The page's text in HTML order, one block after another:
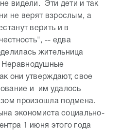
видели. Эти дети и так
не верят взрослым, а
верить и в
-- едва
жительница
они утверждают, свое
и им удалось
произошла подмена.
экономиста социально-
1 июня этого года